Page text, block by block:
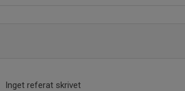
Inget referat skrivet